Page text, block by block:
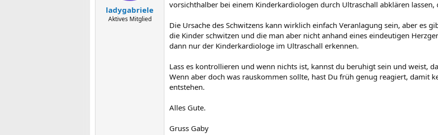
ladygabriele
Aktives Mitglied
vorsichthalber bei einem Kinderkardiologen durch Ultraschall abklären
Die Ursache des Schwitzens kann wirklich einfach Veranlagung sein, aber es
die Kinder schwitzen und die man aber nicht anhand eines eindeutigen
dann nur der Kinderkardiologe im Ultraschall erkennen.
Lass es kontrollieren und wenn nichts ist, kannst du beruhigt sein und weist,
Wenn aber doch was rauskommen sollte, hast Du früh genug reagiert, damit
entstehen.
Alles Gute.
Gruss Gaby